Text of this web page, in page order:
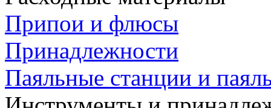
Припои и флюсы
Принадлежности
Паяльные станции и